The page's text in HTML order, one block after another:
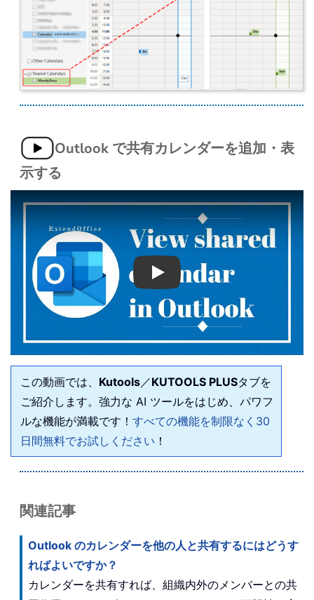
Outlook で共有カレンダーを追加・表
示する
Play
この動画では、 Kutools／KUTOOLS PLUSタブを
ご紹介します。強力な AI ツールをはじめ、パワフ
ルな機能が満載です！ すべての機能を制限なく30
日間無料でお試しください ！
関連記事
Outlook のカレンダーを他の人と共有するにはどうす
ればよいですか？
カレンダーを共有すれば、組織内外のメンバーとの共